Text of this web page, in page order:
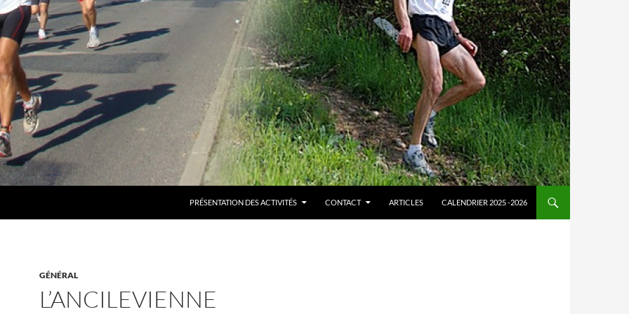
PRÉSENTATION DES ACTIVITÉS CONTACT ARTICLES CALENDRIER 2025 -2026
GÉNÉRAL
L’ANCILEVIENNE